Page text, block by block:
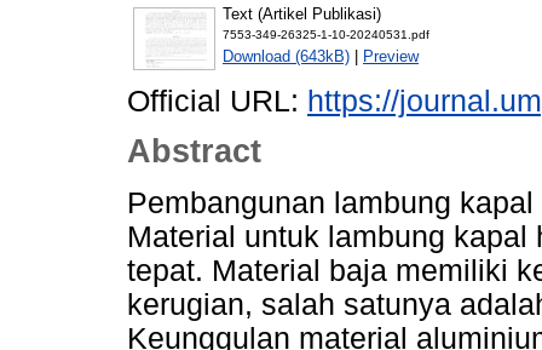
Text (Artikel Publikasi)
7553-349-26325-1-10-20240531.pdf
Download (643kB) | Preview
Official URL: https://
Abstract
Pembangunan lambung
Material untuk lambung
tepat. Material baja memiliki
kerugian, salah satunya
Keunggulan material